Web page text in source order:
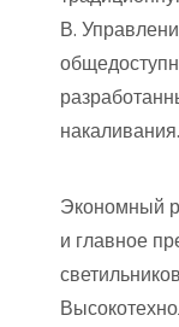
В.
накаливания.
Экономный
и главное